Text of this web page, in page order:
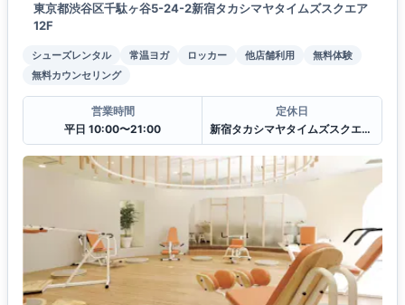
東京都渋谷区千駄ヶ谷5-24-2新宿タカシマヤタイムズスクエア
12F
シューズレンタル 常温ヨガ ロッカー 他店舗利用
無料体験
無料カウンセリング
営業時間
平日 10:00〜21:00
定休日
新宿タカシマヤタイムズスクエア休館日に準ずる